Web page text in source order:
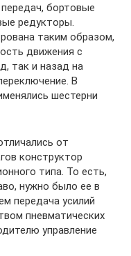
бортовые
редукторы.
таким образом,
движения с
так и назад на
В
шестерни
от
конструктор
типа. То есть,
нужно было ее в
передача усилий
пневматических
управление